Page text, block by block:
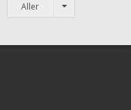
Aller